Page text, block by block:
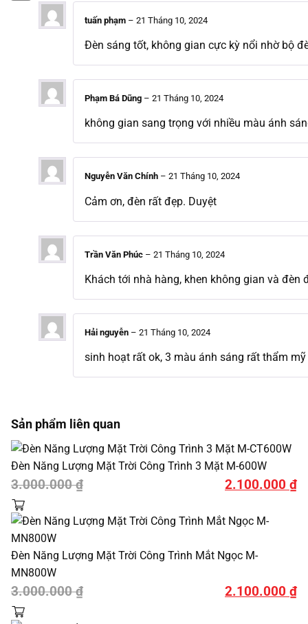
tuấn phạm – 21 Tháng 10, 2024
Đèn sáng tốt, không gian cực kỳ nổi nhờ bộ
Phạm Bá Dũng – 21 Tháng 10, 2024
không gian sang trọng với nhiều màu ánh
Nguyễn Văn Chính – 21 Tháng 10, 2024
Cảm ơn, đèn rất đẹp. Duyệt
Trần Văn Phúc – 21 Tháng 10, 2024
Khách tới nhà hàng, khen không gian và đèn
Hải nguyễn – 21 Tháng 10, 2024
sinh hoạt rất ok, 3 màu ánh sáng rất thẩm mỹ
Sản phẩm liên quan
Đèn Năng Lượng Mặt Trời Công Trình 3 Mặt M-600W
3.000.000₫
Giá
gốc
là:
3.000.000 ₫.
2.100.000 ₫
Giá
hiện
tại
là:
2.100.000 ₫.
Đèn Năng Lượng Mặt Trời Công Trình Mắt Ngọc M-
MN800W
3.000.000₫
Giá
gốc
2.100.000 ₫
Giá
hiện